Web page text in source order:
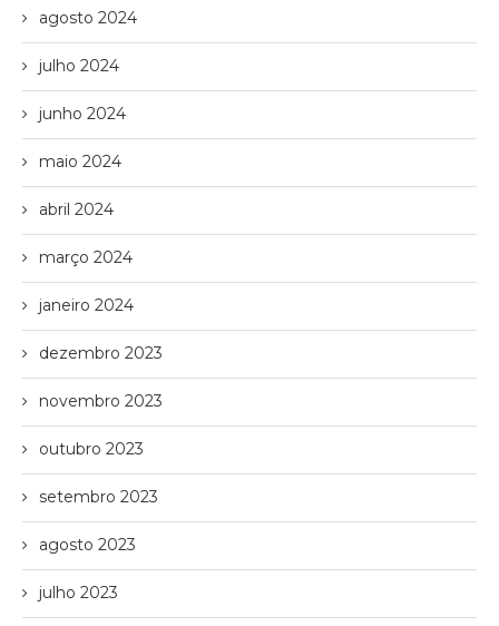
agosto 2024
julho 2024
junho 2024
maio 2024
abril 2024
março 2024
janeiro 2024
dezembro 2023
novembro 2023
outubro 2023
setembro 2023
agosto 2023
julho 2023